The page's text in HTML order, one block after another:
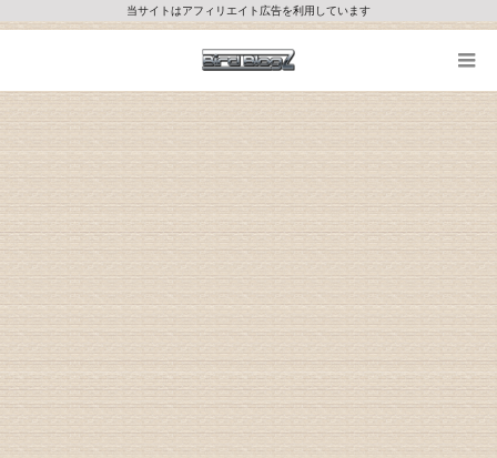
当サイトはアフィリエイト広告を利用しています